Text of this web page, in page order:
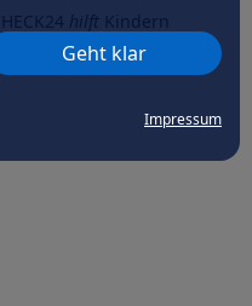
Geht klar
Impressum
CHECK24hilftder Natur